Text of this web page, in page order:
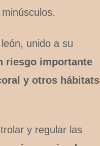
unido a su
riesgo importante
y otros hábitats
y regular las